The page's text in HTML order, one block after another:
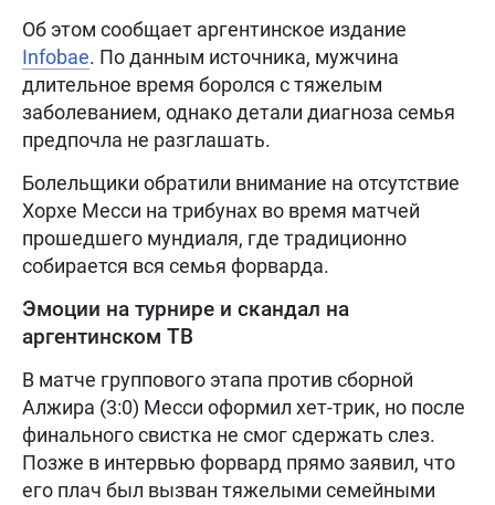
Об этом сообщает аргентинское издание
Infobae. По данным источника, мужчина
длительное время боролся с тяжелым
заболеванием, однако детали диагноза семья
предпочла не разглашать.
Болельщики обратили внимание на отсутствие
Хорхе Месси на трибунах во время матчей
прошедшего мундиаля, где традиционно
собирается вся семья форварда.
Эмоции на турнире и скандал на
аргентинском ТВ
В матче группового этапа против сборной
Алжира (3:0) Месси оформил хет-трик, но после
финального свистка не смог сдержать слез.
Позже в интервью форвард прямо заявил, что
его плач был вызван тяжелыми семейными